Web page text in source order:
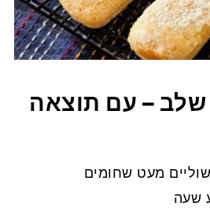
– עם תוצאה
מעט שחומים
שעה